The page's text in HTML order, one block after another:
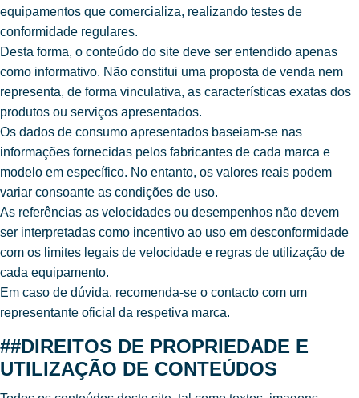
equipamentos que comercializa, realizando testes de
conformidade regulares.
Desta forma, o conteúdo do site deve ser entendido apenas
como informativo. Não constitui uma proposta de venda nem
representa, de forma vinculativa, as características exatas dos
produtos ou serviços apresentados.
Os dados de consumo apresentados baseiam-se nas
informações fornecidas pelos fabricantes de cada marca e
modelo em específico. No entanto, os valores reais podem
variar consoante as condições de uso.
As referências as velocidades ou desempenhos não devem
ser interpretadas como incentivo ao uso em desconformidade
com os limites legais de velocidade e regras de utilização de
cada equipamento.
Em caso de dúvida, recomenda-se o contacto com um
representante oficial da respetiva marca.
##DIREITOS DE PROPRIEDADE E
UTILIZAÇÃO DE CONTEÚDOS